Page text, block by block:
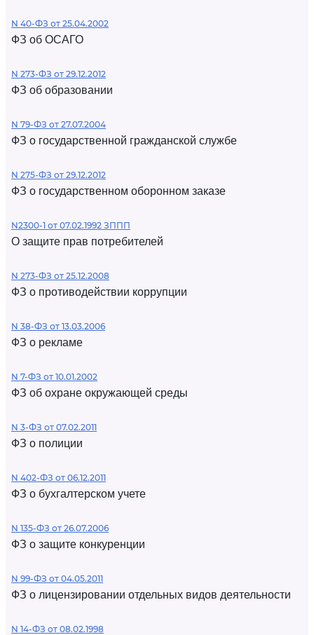
N 40-ФЗ от 25.04.2002
ФЗ об ОСАГО
N 273-ФЗ от 29.12.2012
ФЗ об образовании
N 79-ФЗ от 27.07.2004
ФЗ о государственной гражданской службе
N 275-ФЗ от 29.12.2012
ФЗ о государственном оборонном заказе
N2300-1 от 07.02.1992 ЗППП
О защите прав потребителей
N 273-ФЗ от 25.12.2008
ФЗ о противодействии коррупции
N 38-ФЗ от 13.03.2006
ФЗ о рекламе
N 7-ФЗ от 10.01.2002
ФЗ об охране окружающей среды
N 3-ФЗ от 07.02.2011
ФЗ о полиции
N 402-ФЗ от 06.12.2011
ФЗ о бухгалтерском учете
N 135-ФЗ от 26.07.2006
ФЗ о защите конкуренции
N 99-ФЗ от 04.05.2011
ФЗ о лицензировании отдельных видов деятельности
N 14-ФЗ от 08.02.1998